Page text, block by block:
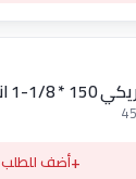
+أضف للطلب